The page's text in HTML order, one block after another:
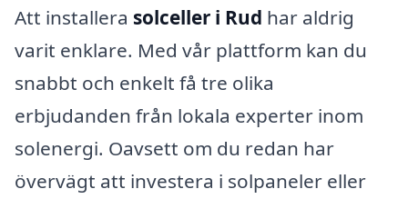
Att installera solceller i Rud har aldrig
varit enklare. Med vår plattform kan du
snabbt och enkelt få tre olika
erbjudanden från lokala experter inom
solenergi. Oavsett om du redan har
övervägt att investera i solpaneler eller